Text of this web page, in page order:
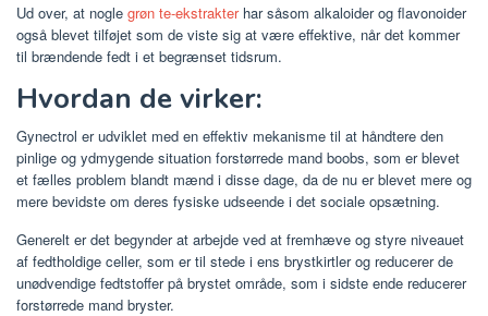
Ud over, at nogle grøn te-ekstrakterhar såsom alkaloider og flavonoider
også blevet tilføjet som de viste sig at være effektive, når det kommer
til brændende fedt i et begrænset tidsrum.
Hvordan de virker:
Gynectrol er udviklet med en effektiv mekanisme til at håndtere den
pinlige og ydmygende situation forstørrede mand boobs, som er blevet
et fælles problem blandt mænd i disse dage, da de nu er blevet mere og
mere bevidste om deres fysiske udseende i det sociale opsætning.
Generelt er det begynder at arbejde ved at fremhæve og styre niveauet
af fedtholdige celler, som er til stede i ens brystkirtler og reducerer de
unødvendige fedtstoffer på brystet område, som i sidste ende reducerer
forstørrede mand bryster.